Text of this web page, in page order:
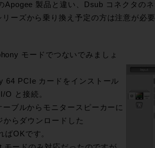
製品と違い、Dsub コネクタのネ
ーズから乗り換え予定の方は注意が必要
モードでつないでみましょ
64 PCIe カードをインストール
O と接続。
ブルからモニタースピーカーに
らダウンロードした
ばOKです。